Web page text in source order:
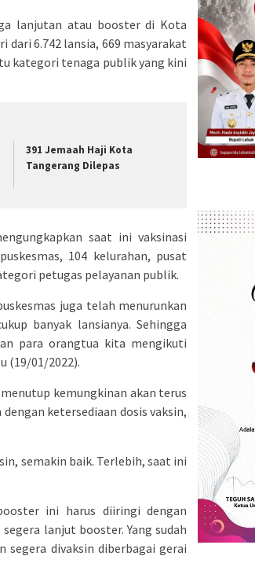
lanjutan atau booster di Kota
dari 6.742 lansia, 669 masyarakat
kategori tenaga publik yang kini
391 Jemaah Haji Kota
Tangerang Dilepas
saat ini vaksinasi
104 kelurahan, pusat
petugas pelayanan publik.
juga telah menurunkan
banyak lansianya. Sehingga
para orangtua kita mengikuti
(19/01/2022).
kemungkinan akan terus
ketersediaan dosis vaksin,
semakin baik. Terlebih, saat ini
ini harus diiringi dengan
lanjut booster. Yang sudah
divaksin diberbagai gerai